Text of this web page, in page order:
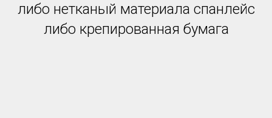
либо нетканый материала спанлейс
либо крепированная бумага